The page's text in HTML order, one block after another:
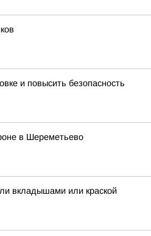
и повысить безопасность
в Шереметьево
вкладышами или краской